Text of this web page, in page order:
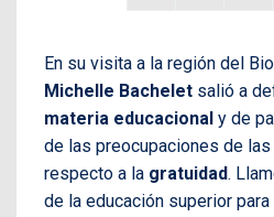
En su visita a la región del
Michelle Bachelet salió a
materia educacional y de
de las preocupaciones de
respecto a la gratuidad.
de la educación superior